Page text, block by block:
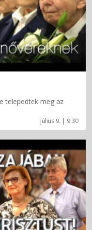
július 9. | 9:30
telepedtek meg az